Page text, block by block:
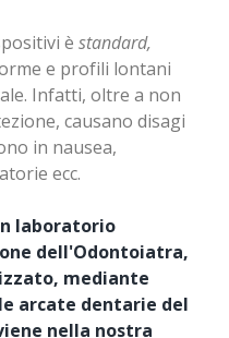
si ricordano:
pre-estrazione
(non fuoriusciti)
di effettuare impianti
ossee
è standard,
e profili lontani
Infatti, oltre a non
causano disagi
in nausea,
ecc.
laboratorio
dell'Odontoiatra,
mediante
arcate dentarie del
nella nostra